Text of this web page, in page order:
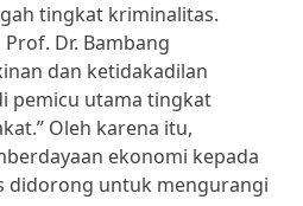
tingkat kriminalitas.
Dr. Bambang
dan ketidakadilan
pemicu utama tingkat
Oleh karena itu,
ekonomi kepada
didorong untuk mengurangi